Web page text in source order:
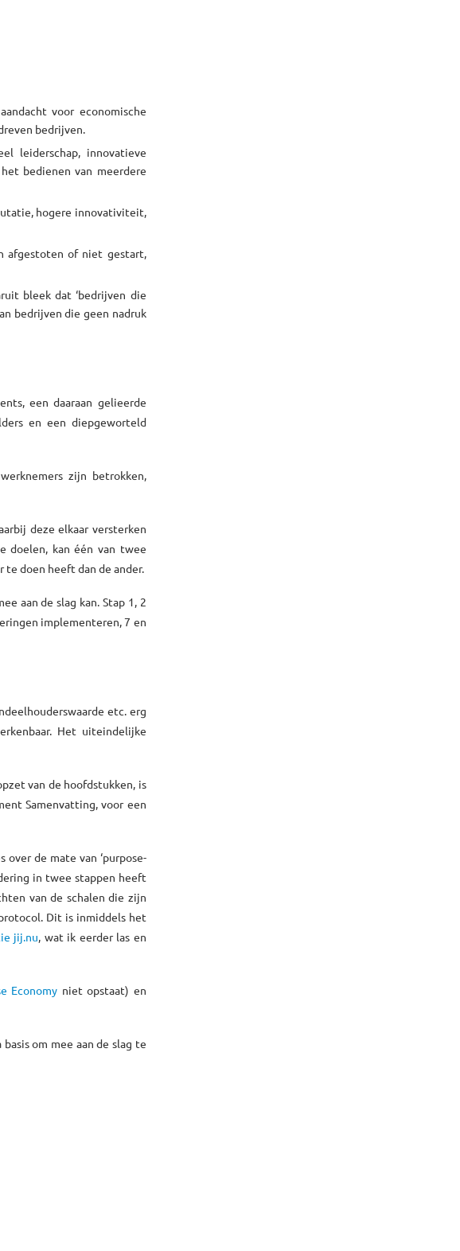
voor economische
bedrijven.
leiderschap, innovatieve
bedienen van meerdere
hogere innovativiteit,
afgestoten of niet gestart,
bleek dat ‘bedrijven die
bedrijven die geen nadruk
een daaraan gelieerde
en een diepgeworteld
zijn betrokken,
deze elkaar versterken
doelen, kan één van twee
te doen heeft dan de ander.
aan de slag kan. Stap 1, 2
implementeren, 7 en
etc. erg
Het uiteindelijke
van de hoofdstukken, is
Samenvatting, voor een
de mate van ‘purpose-
in twee stappen heeft
van de schalen die zijn
Dit is inmiddels het
jij.nu, wat ik eerder las en
Economy niet opstaat) en
om mee aan de slag te